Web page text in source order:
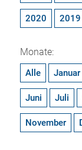
2020 2019
Monate:
Alle Januar
Juni Juli
November